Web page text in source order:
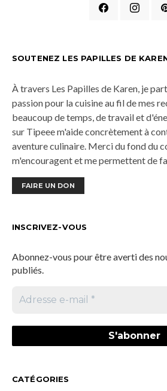
SOUTENEZ LES PAPILLES DE
À travers Les Papilles de Karen, je
passion pour la cuisine au fil de mes
beaucoup de temps, de travail et
sur Tipeee m'aide concrètement à
aventure culinaire. Merci du fond du
m'encouragent et me permettent de
FAIRE UN DON
INSCRIVEZ-VOUS
Abonnez-vous pour être averti des
publiés.
CATÉGORIES